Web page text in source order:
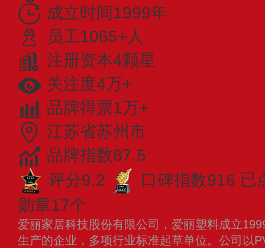
成立时间1999年
员工1065+人
注册资本4颗星
关注度4万+
品牌得票1万+
江苏省苏州市
品牌指数87.5
评分9.2
口碑指数916 已
勋章17个
爱丽家居科技股份有限公司，爱丽塑料成立
生产的企业，多项行业标准起草单位。公司以